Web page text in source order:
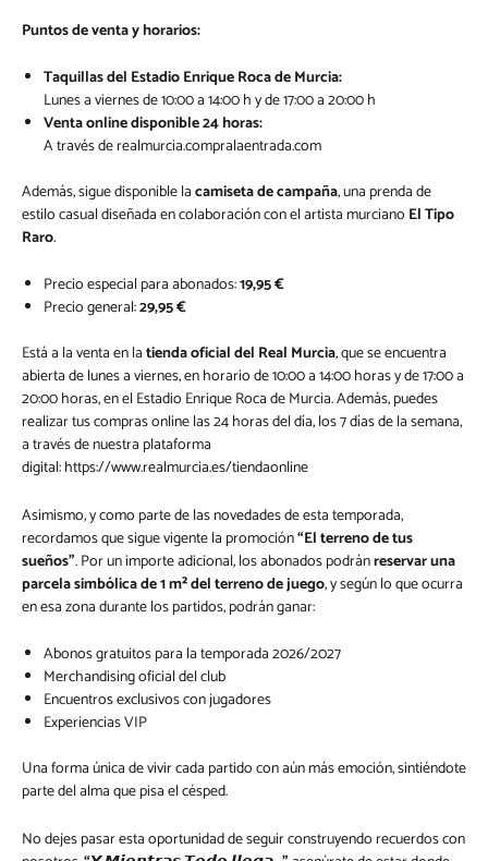
Puntos de venta y horarios:
Taquillas del Estadio Enrique Roca de Murcia:
Lunes a viernes de 10:00 a 14:00 h y de 17:00 a 20:00 h
Venta online disponible 24 horas:
A través derealmurcia.compralaentrada.com
Además, sigue disponible lacamiseta de campaña, una prenda de
estilo casual diseñada en colaboración con el artista murciano El Tipo
Raro.
Precio especial para abonados:19,95 €
Precio general:29,95 €
Está a la venta en latienda oficial del Real Murcia, que se encuentra
abierta de lunes a viernes, en horario de 10:00 a 14:00 horas y de 17:00 a
20:00 horas, en el Estadio Enrique Roca de Murcia. Además, puedes
realizar tus compras online las 24 horas del día, los 7 días de la semana,
a través de nuestra plataforma
digital:https://www.realmurcia.es/tiendaonline
Asimismo, y como parte de las novedades de esta temporada,
recordamos que sigue vigente la promoción“El terreno de tus
sueños”. Por un importe adicional, los abonados podránreservar una
parcela simbólica de 1 m² del terreno de juego, y según lo que ocurra
en esa zona durante los partidos, podrán ganar:
Abonos gratuitos para la temporada 2026/2027
Merchandising oficial del club
Encuentros exclusivos con jugadores
Experiencias VIP
Una forma única de vivir cada partido con aún más emoción, sintiéndote
parte del alma que pisa el césped.
No dejes pasar esta oportunidad de seguir construyendo recuerdos con